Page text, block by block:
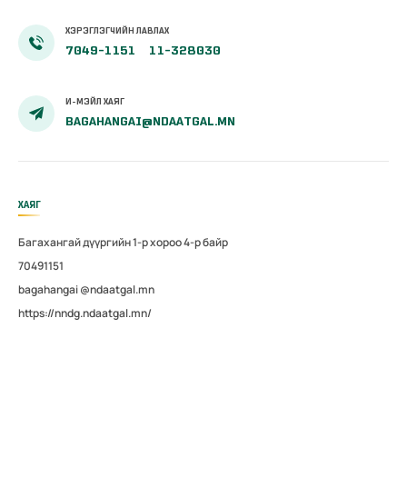
ХЭРЭГЛЭГЧИЙН ЛАВЛАХ
7049-1151 11-328030
И-МЭЙЛ ХАЯГ
BAGAHANGAI@NDAATGAL.MN
ХАЯГ
Багахангай дүүргийн 1-р хороо 4-р байр
70491151
bagahangai @ndaatgal.mn
https://nndg.ndaatgal.mn/